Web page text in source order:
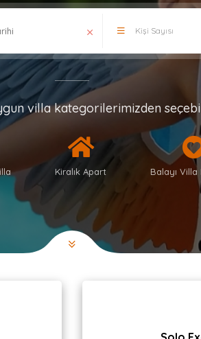
Kişi Sayısı
villa kategorilerimizden
Kiralık Apart Balayı Villa